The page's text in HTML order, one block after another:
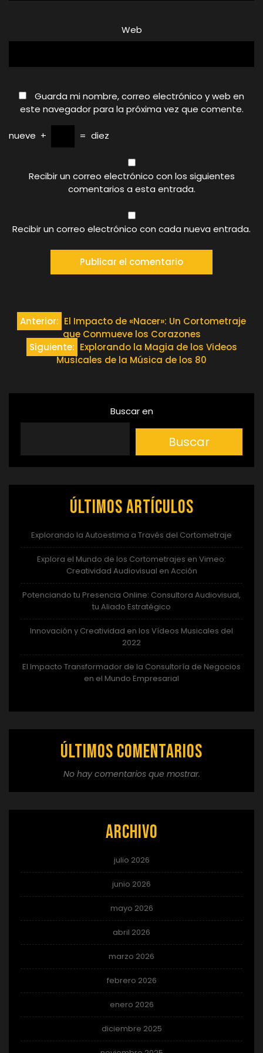
Web
Guarda mi nombre, correo electrónico y web en
este navegador para la próxima vez que comente.
nueve + = diez
Recibir un correo electrónico con los siguientes
comentarios a esta entrada.
Recibir un correo electrónico con cada nueva entrada.
Navegación
entradas
Anterior: El Impacto de «Nacer»: Un Cortometraje
que Conmueve los Corazones
Siguiente: Explorando la Magia de los Videos
Musicales de la Música de los 80
Buscar en
Buscar
Últimos artículos
Explorando la Autoestima a Través del Cortometraje
Explora el Mundo de los Cortometrajes en Vimeo:
Creatividad Audiovisual en Acción
Potenciando tu Presencia Online: Consultora Audiovisual,
tu Aliado Estratégico
Innovación y Creatividad en los Vídeos Musicales del
2022
El Impacto Transformador de la Consultoría de Negocios
en el Mundo Empresarial
Últimos comentarios
No hay comentarios que mostrar.
Archivo
julio 2026
junio 2026
mayo 2026
abril 2026
marzo 2026
febrero 2026
enero 2026
diciembre 2025